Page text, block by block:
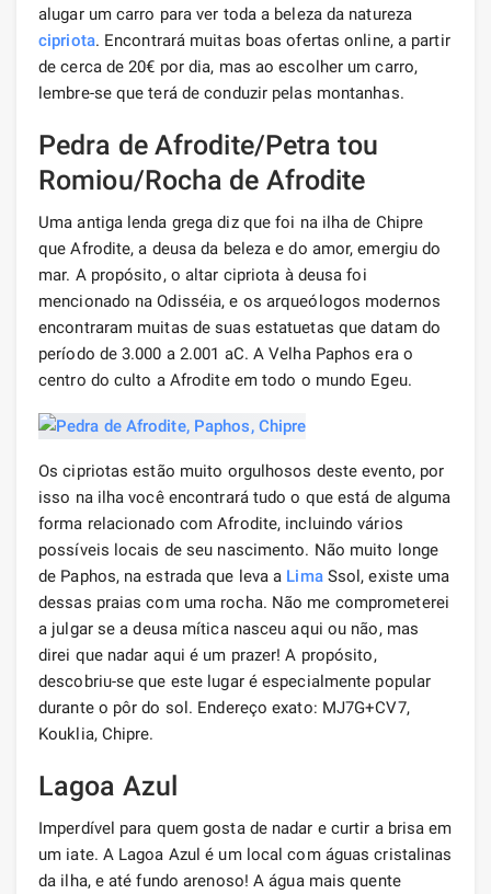
alugar um carro para ver toda a beleza da natureza
cipriota. Encontrará muitas boas ofertas online, a partir
de cerca de 20€ por dia, mas ao escolher um carro,
lembre-se que terá de conduzir pelas montanhas.
Pedra de Afrodite/Petra tou
Romiou/Rocha de Afrodite
Uma antiga lenda grega diz que foi na ilha de Chipre
que Afrodite, a deusa da beleza e do amor, emergiu do
mar. A propósito, o altar cipriota à deusa foi
mencionado na Odisséia, e os arqueólogos modernos
encontraram muitas de suas estatuetas que datam do
período de 3.000 a 2.001 aC. A Velha Paphos era o
centro do culto a Afrodite em todo o mundo Egeu.
Os cipriotas estão muito orgulhosos deste evento, por
isso na ilha você encontrará tudo o que está de alguma
forma relacionado com Afrodite, incluindo vários
possíveis locais de seu nascimento. Não muito longe
de Paphos, na estrada que leva a LimaSsol, existe uma
dessas praias com uma rocha. Não me comprometerei
a julgar se a deusa mítica nasceu aqui ou não, mas
direi que nadar aqui é um prazer! A propósito,
descobriu-se que este lugar é especialmente popular
durante o pôr do sol. Endereço exato: MJ7G+CV7,
Kouklia, Chipre.
Lagoa Azul
Imperdível para quem gosta de nadar e curtir a brisa em
um iate. A Lagoa Azul é um local com águas cristalinas
da ilha, e até fundo arenoso! A água mais quente